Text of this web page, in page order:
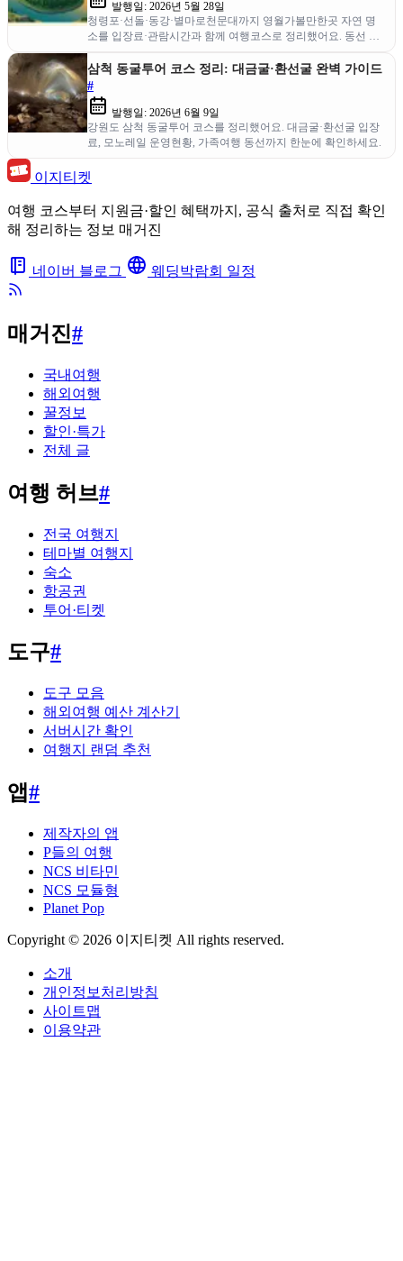
발행일: 2026년 5월 28일
청령포·선돌·동강·별마로천문대까지 영월가볼만한곳 자연 명
소를 입장료·관람시간과 함께 여행코스로 정리했어요. 동선 그
삼척 동굴투어 코스 정리: 대금굴·환선굴 완벽 가이드
#
발행일: 2026년 6월 9일
강원도 삼척 동굴투어 코스를 정리했어요. 대금굴·환선굴 입장
료, 모노레일 운영현황, 가족여행 동선까지 한눈에 확인하세요.
이지티켓
여행 코스부터 지원금·할인 혜택까지, 공식 출처로 직접 확인
해 정리하는 정보 매거진
네이버 블로그 웨딩박람회 일정
매거진#
국내여행
해외여행
꿀정보
할인·특가
전체 글
여행 허브#
전국 여행지
테마별 여행지
숙소
항공권
투어·티켓
도구#
도구 모음
해외여행 예산 계산기
서버시간 확인
여행지 랜덤 추천
앱#
제작자의 앱
P들의 여행
NCS 비타민
NCS 모듈형
Planet Pop
Copyright © 2026 이지티켓 All rights reserved.
소개
개인정보처리방침
사이트맵
이용약관